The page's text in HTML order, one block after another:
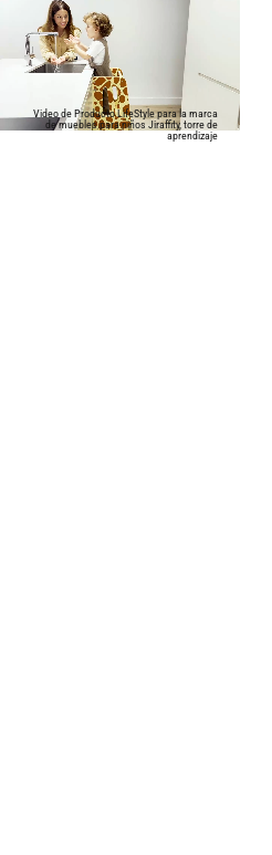
Video de Producto LifeStyle para la marca
de muebles para niños Jiraffity, torre de
aprendizaje